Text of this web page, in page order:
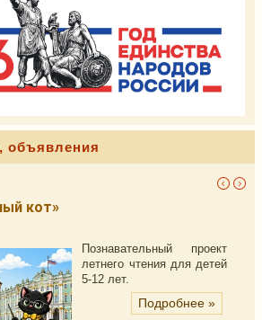
объявления
кот»
Познавательный проект
летнего чтения для детей
5-12 лет.
Подробнее »